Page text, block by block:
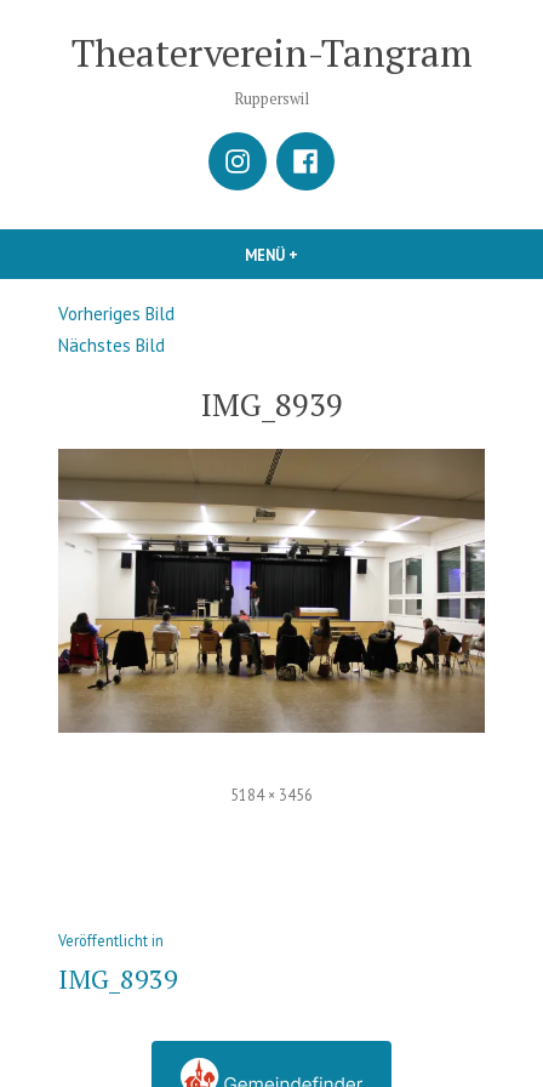
Theaterverein-Tangram
Rupperswil
MENÜ +
istagramFacebook
Vorheriges Bild
Nächstes Bild
IMG_8939
Volle
5184 × 3456
Beitrags-
Navigation
Veröffentlicht in
IMG_8939